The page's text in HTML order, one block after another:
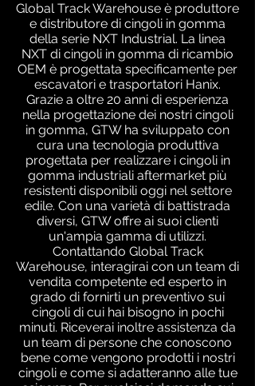
Global Track Warehouse è produttore
e distributore di cingoli in gomma
della serie NXT Industrial. La linea
NXT di cingoli in gomma di ricambio
OEM è progettata specificamente per
escavatori e trasportatori Hanix.
Grazie a oltre 20 anni di esperienza
nella progettazione dei nostri cingoli
in gomma, GTW ha sviluppato con
cura una tecnologia produttiva
progettata per realizzare i cingoli in
gomma industriali aftermarket più
resistenti disponibili oggi nel settore
edile. Con una varietà di battistrada
diversi, GTW offre ai suoi clienti
un'ampia gamma di utilizzi.
Contattando Global Track
Warehouse, interagirai con un team di
vendita competente ed esperto in
grado di fornirti un preventivo sui
cingoli di cui hai bisogno in pochi
minuti. Riceverai inoltre assistenza da
un team di persone che conoscono
bene come vengono prodotti i nostri
cingoli e come si adatteranno alle tue